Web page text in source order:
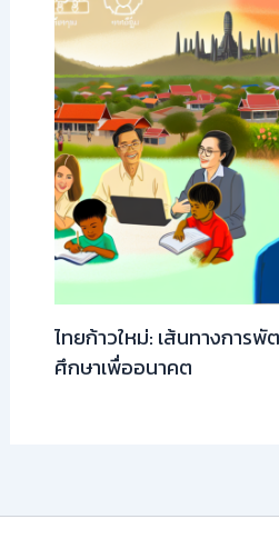
ไทยก้าวใหม่: เส้นทางการ
ศึกษาเพื่ออนาคต